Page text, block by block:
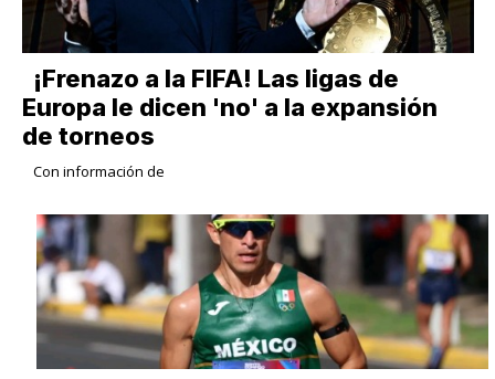
¡Frenazo a la FIFA! Las ligas de
Europa le dicen 'no' a la expansión
de torneos
Con información de